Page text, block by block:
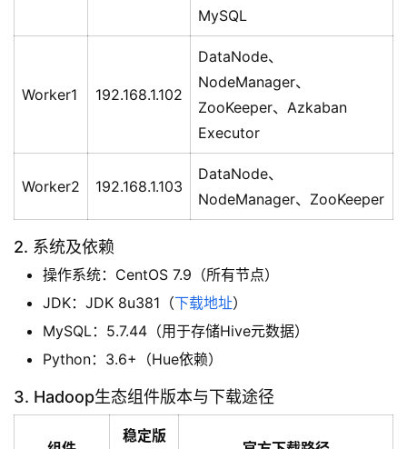
MySQL
Worker1‌ 192.168.1.102
DataNode、
NodeManager、
ZooKeeper、Azkaban
Executor
Worker2‌ 192.168.1.103
DataNode、
NodeManager、ZooKeeper
2. 系统及依赖‌
操作系统‌：CentOS 7.9（所有节点）
JDK‌：JDK 8u381（下载地址）
‌MySQL‌：5.7.44（用于存储Hive元数据）
Python‌：3.6+（Hue依赖）
3. Hadoop生态组件版本与下载途径
稳定版